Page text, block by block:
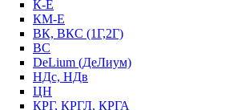
К-Е
КМ-Е
ВК, ВКС (1Г,2Г)
ВС
DeLium (ДеЛиум)
НДс, НДв
ЦН
КРГ, КРГЛ, КРГА